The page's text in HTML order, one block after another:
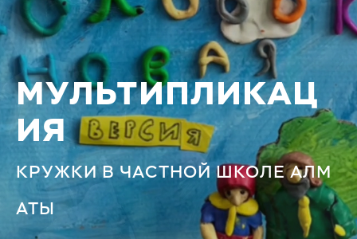
МУЛЬТИПЛИКАЦ
ИЯ
КРУЖКИ В ЧАСТНОЙ ШКОЛЕ АЛМ
АТЫ